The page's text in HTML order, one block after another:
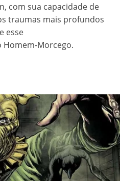
com sua capacidade de
traumas mais profundos
esse
Morcego.